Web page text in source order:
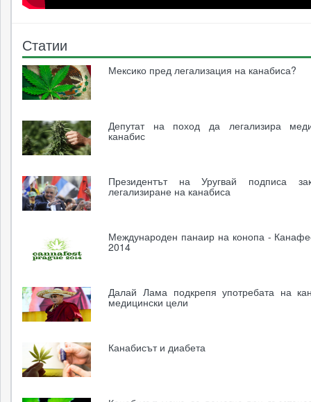
Статии
Мексико пред легализация на канабиса?
Депутат на поход да легализира
канабис
Президентът на Уругвай подписа
легализиране на канабиса
Международен панаир на конопа -
2014
Далай Лама подкрепя употребата на
медицински цели
Канабисът и диабета